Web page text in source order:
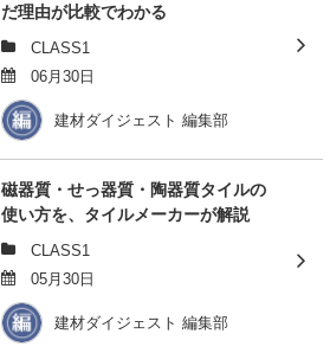
だ理由が比較でわかる
CLASS1
06月30日
建材ダイジェスト 編集部
磁器質・せっ器質・陶器質タイルの
使い方を、タイルメーカーが解説
CLASS1
05月30日
建材ダイジェスト 編集部